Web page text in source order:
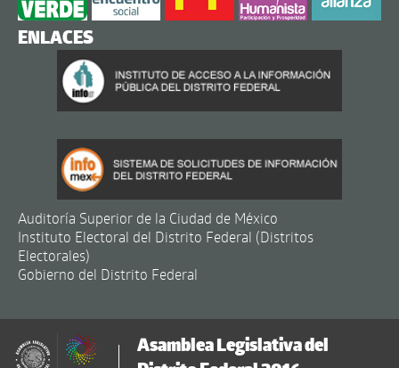
ENLACES
Auditoría Superior de la Ciudad de México
Instituto Electoral del Distrito Federal (Distritos
Electorales)
Gobierno del Distrito Federal
Asamblea Legislativa del